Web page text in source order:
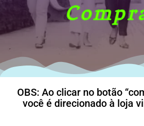
OBS: Ao clicar no botão
você é direcionado à loja